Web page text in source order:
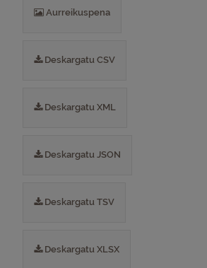
Aurreikuspena
Deskargatu CSV
Deskargatu XML
Deskargatu JSON
Deskargatu TSV
Deskargatu XLSX